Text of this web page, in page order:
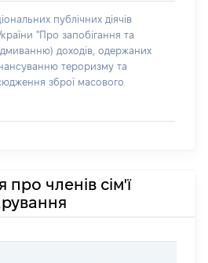
публічних діячів
"Про запобігання та
доходів, одержаних
тероризму та
зброї масового
про членів сім'ї